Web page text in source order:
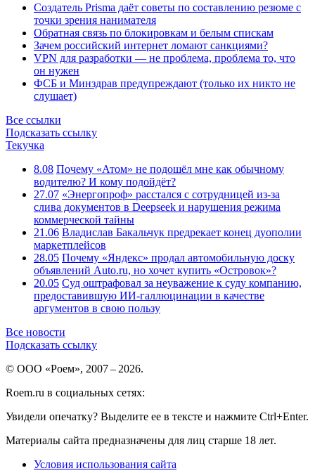
Создатель Prisma даёт советы по составлению резюме с
точки зрения нанимателя
Обратная связь по блокировкам и белым спискам
Зачем российский интернет ломают санкциями?
VPN для разработки — не проблема, проблема то, что
он нужен
ФСБ и Минздрав предупреждают (только их никто не
слушает)
Все ссылки
Подсказать ссылку
Текучка
8.08 Почему «Атом» не подошёл мне как обычному
водителю? И кому подойдёт?
27.07 «Энергопроф» расстался с сотрудницей из-за
слива документов в Deepseek и нарушения режима
коммерческой тайны
21.06 Владислав Бакальчук предрекает конец дуополии
маркетплейсов
28.05 Почему «Яндекс» продал автомобильную доску
объявлений Auto.ru, но хочет купить «Островок»?
20.05 Суд оштрафовал за неуважение к суду компанию,
предоставившую ИИ-галлюцинации в качестве
аргументов в свою пользу
Все новости
Подсказать ссылку
© ООО «Роем», 2007 – 2026.
Roem.ru в социальных сетях:
Увидели опечатку? Выделите ее в тексте и нажмите Ctrl+Enter.
Материалы сайта предназначены для лиц старше 18 лет.
Условия использования сайта